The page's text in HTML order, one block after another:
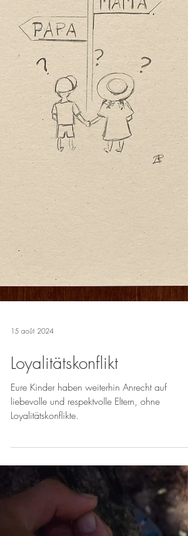
15 août 2024
Loyalitätskonflikt
Eure Kinder haben weiterhin Anrecht auf
Loyalitätskonflikte.